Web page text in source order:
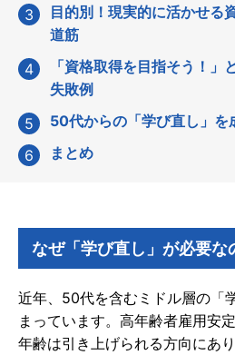
目的別！現実的に活かせる
道筋
「資格取得を目指そう！」
失敗例
50代からの「学び直し」を
まとめ
なぜ「学び直し」が必要な
近年、50代を含むミドル層の「
まっています。高年齢者雇用安
年齢は引き上げられる方向にあ